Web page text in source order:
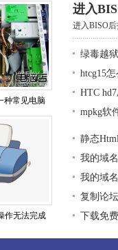
种常见电脑
作无法完成
进入
进入BISO
绿毒越
htcg15
HTC
mpkg软
静态
我的域
我的域
复制论
下载免